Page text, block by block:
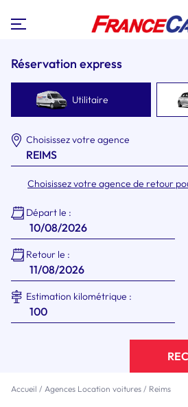
Réservation express
Utilitaire
Choisissez votre agence
Choisissez votre agence de retour
Départ le :
Retour le :
Estimation kilométrique :
Accueil / Agences Location voitures / Reims